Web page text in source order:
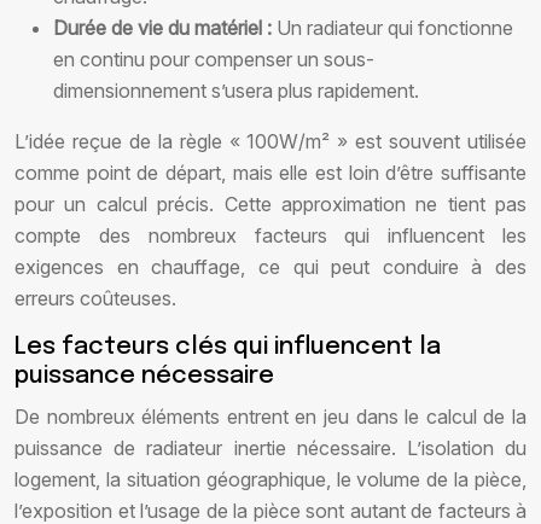
Durée de vie du matériel : Un radiateur qui fonctionne
en continu pour compenser un sous-
dimensionnement s’usera plus rapidement.
L’idée reçue de la règle « 100W/m² » est souvent utilisée
comme point de départ, mais elle est loin d’être suffisante
pour un calcul précis. Cette approximation ne tient pas
compte des nombreux facteurs qui influencent les
exigences en chauffage, ce qui peut conduire à des
erreurs coûteuses.
Les facteurs clés qui influencent la
puissance nécessaire
De nombreux éléments entrent en jeu dans le calcul de la
puissance de radiateur inertie nécessaire. L’isolation du
logement, la situation géographique, le volume de la pièce,
l’exposition et l’usage de la pièce sont autant de facteurs à